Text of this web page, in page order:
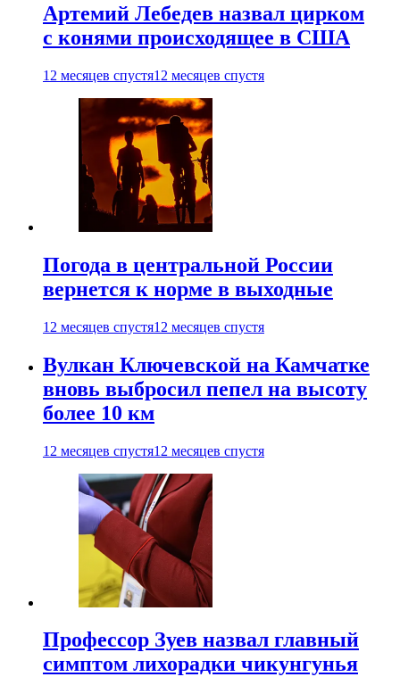
Артемий Лебедев назвал цирком
с конями происходящее в США
12 месяцев спустя12 месяцев спустя
Погода в центральной России
вернется к норме в выходные
12 месяцев спустя12 месяцев спустя
Вулкан Ключевской на Камчатке
вновь выбросил пепел на высоту
более 10 км
12 месяцев спустя12 месяцев спустя
Профессор Зуев назвал главный
симптом лихорадки чикунгунья